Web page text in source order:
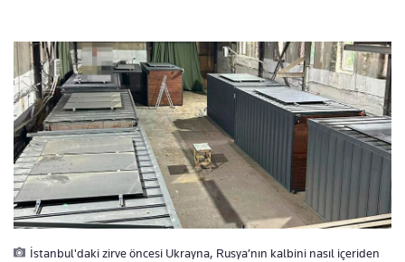
İstanbul'daki zirve öncesi Ukrayna, Rusya’nın kalbini nasıl içeriden